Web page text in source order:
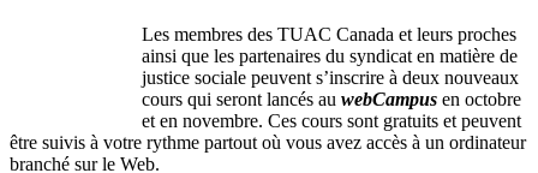
Les membres des TUAC Canada et leurs proches
ainsi que les partenaires du syndicat en matière de
justice sociale peuvent s’inscrire à deux nouveaux
cours qui seront lancés au webCampus en octobre
et en novembre. Ces cours sont gratuits et peuvent
être suivis à votre rythme partout où vous avez accès à un ordinateur
branché surle Web.